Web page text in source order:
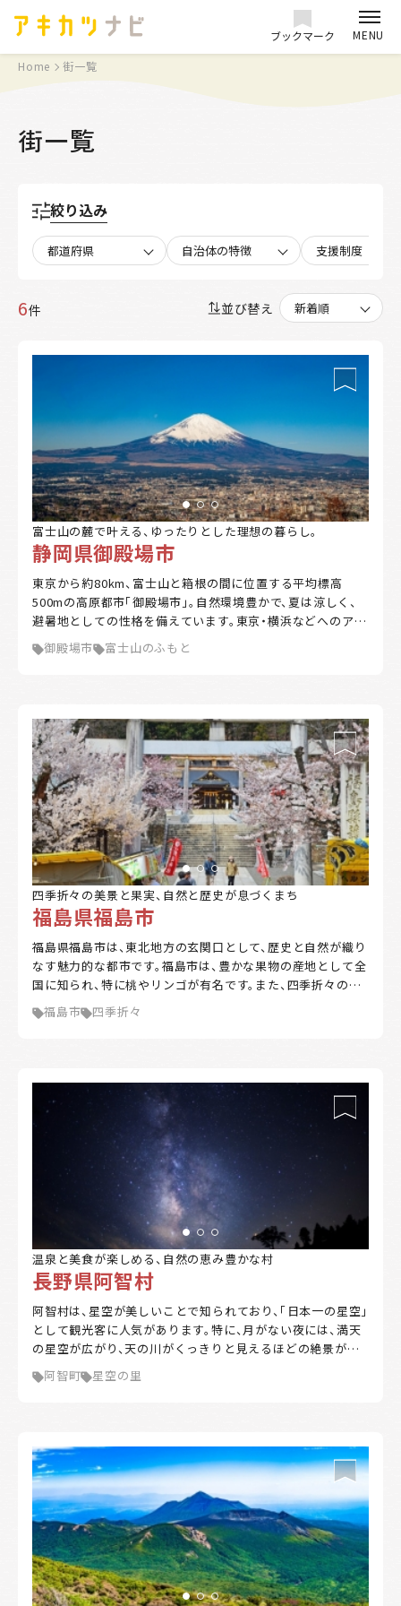
ブックマーク MENU
Home 街一覧
街一覧
絞り込み
都道府県 自治体の特徴 支援制度
6件 並び替え
富士山の麓で叶える、ゆったりとした理想の暮らし。
静岡県御殿場市
東京から約80km、富士山と箱根の間に位置する平均標高
500mの高原都市「御殿場市」。自然環境豊かで、夏は涼しく、
避暑地としての性格を備えています。東京・横浜などへのアク
セスも抜群。おいしい水、米、わさび等々、富士山の恵みが豊
富です。四季折々の美しい景観、雄大な自然に囲まれたスポー
御殿場市 富士山のふもと
四季折々の美景と果実、自然と歴史が息づくまち
福島県福島市
福島県福島市は、東北地方の玄関口として、歴史と自然が織り
なす魅力的な都市です。福島市は、豊かな果物の産地として全
国に知られ、特に桃やリンゴが有名です。また、四季折々の風
景が美しく、磐梯山や吾妻山を望むことができる自然環境に
恵まれています。市内には数多くの温泉地が点在し、訪れる
も便利です。近年では、住みやすさや自然の豊かさを求めて移
住する人々が増えており、都市と田舎の調和が取れた生活環
境が魅力です。福島市は、伝統と現代が共存するまちとして、
今もなお新たな価値を創造し続けています。
福島市 四季折々
温泉と美食が楽しめる、自然の恵み豊かな村
長野県阿智村
阿智村は、星空が美しいことで知られており、「日本一の星空」
として観光客に人気があります。特に、月がない夜には、満天
の星空が広がり、天の川がくっきりと見えるほどの絶景が楽
しめます。村内には、星空を楽しむための観光スポットやイベ
ントも多数開催されています。 また、温泉地としても有名で、
葉、冬には雪景色と、四季折々の自然美を楽しむことができる
のも魅力の一つです。
阿智町 星空の里